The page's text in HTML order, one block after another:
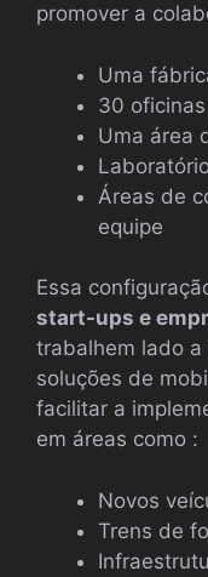
promover a
Uma
30
Uma área
Áreas de
equipe
Essa
start-ups e
trabalhem lado a
soluções de
facilitar a
em áreas como :
Novos
Trens de